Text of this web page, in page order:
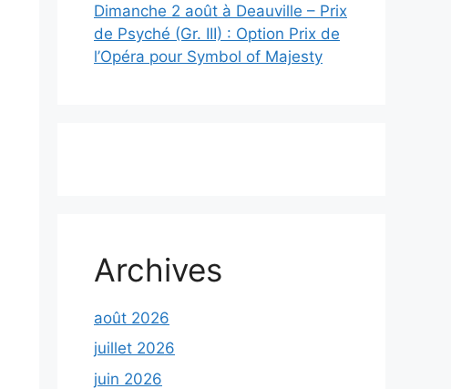
Dimanche 2 août à Deauville – Prix
de Psyché (Gr. III) : Option Prix de
l’Opéra pour Symbol of Majesty
Archives
août 2026
juillet 2026
juin 2026